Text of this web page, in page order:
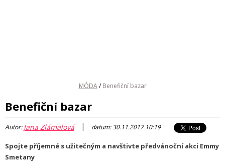
MÓDA / Benefiční bazar
Benefiční bazar
Autor:Jana Zlámalová | datum: 30.11.2017 10:19
Spojte příjemné s užitečným a navštivte předvánoční akci Emmy
Smetany